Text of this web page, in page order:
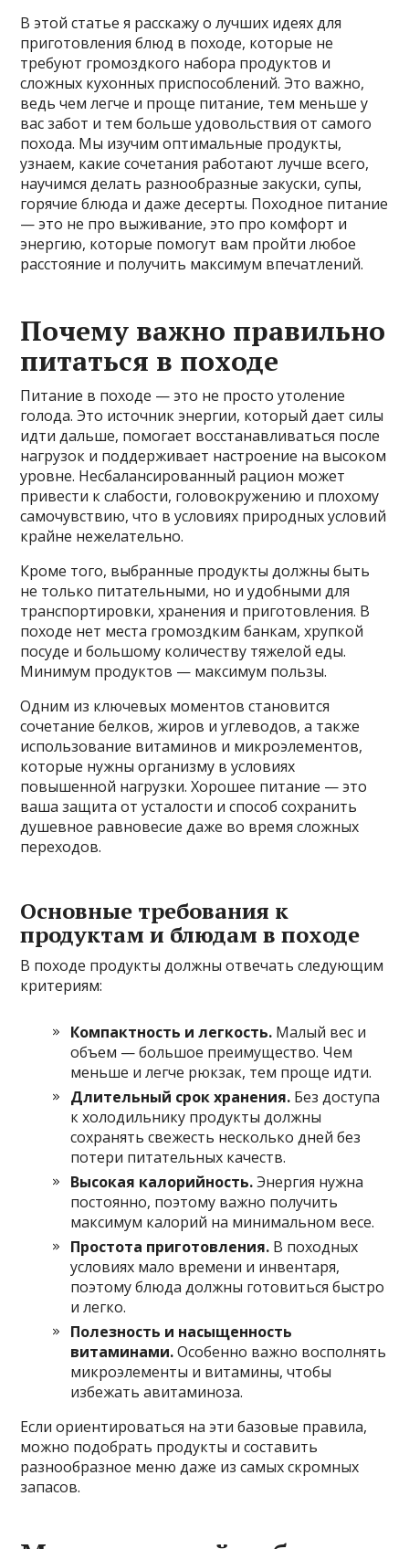
В этой статье я расскажу о лучших идеях для
приготовления блюд в походе, которые не
требуют громоздкого набора продуктов и
сложных кухонных приспособлений. Это важно,
ведь чем легче и проще питание, тем меньше у
вас забот и тем больше удовольствия от самого
похода. Мы изучим оптимальные продукты,
узнаем, какие сочетания работают лучше всего,
научимся делать разнообразные закуски, супы,
горячие блюда и даже десерты. Походное питание
— это не про выживание, это про комфорт и
энергию, которые помогут вам пройти любое
расстояние и получить максимум впечатлений.
Почему важно правильно
питаться в походе
Питание в походе — это не просто утоление
голода. Это источник энергии, который дает силы
идти дальше, помогает восстанавливаться после
нагрузок и поддерживает настроение на высоком
уровне. Несбалансированный рацион может
привести к слабости, головокружению и плохому
самочувствию, что в условиях природных условий
крайне нежелательно.
Кроме того, выбранные продукты должны быть
не только питательными, но и удобными для
транспортировки, хранения и приготовления. В
походе нет места громоздким банкам, хрупкой
посуде и большому количеству тяжелой еды.
Минимум продуктов — максимум пользы.
Одним из ключевых моментов становится
сочетание белков, жиров и углеводов, а также
использование витаминов и микроэлементов,
которые нужны организму в условиях
повышенной нагрузки. Хорошее питание — это
ваша защита от усталости и способ сохранить
душевное равновесие даже во время сложных
переходов.
Основные требования к
продуктам и блюдам в походе
В походе продукты должны отвечать следующим
критериям:
Компактность и легкость. Малый вес и
объем — большое преимущество. Чем
меньше и легче рюкзак, тем проще идти.
Длительный срок хранения. Без доступа
к холодильнику продукты должны
сохранять свежесть несколько дней без
потери питательных качеств.
Высокая калорийность.Энергия нужна
постоянно, поэтому важно получить
максимум калорий на минимальном весе.
Простота приготовления. В походных
условиях мало времени и инвентаря,
поэтому блюда должны готовиться быстро
и легко.
Полезность и насыщенность
витаминами.Особенно важно восполнять
микроэлементы и витамины, чтобы
избежать авитаминоза.
Если ориентироваться на эти базовые правила,
можно подобрать продукты и составить
разнообразное меню даже из самых скромных
запасов.